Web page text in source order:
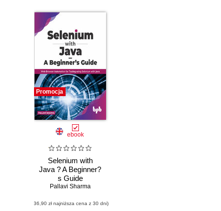
Promocja
ebook
Selenium with
Java ? A Beginner?
s Guide
Pallavi Sharma
(36,90 zł najniższa cena z 30 dni)